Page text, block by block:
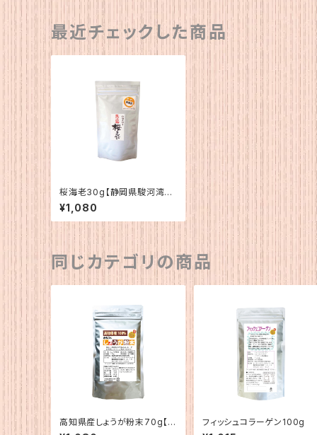
最近チェックした商品
桜海老30g【静岡県駿河湾
産】
¥1,080
同じカテゴリの商品
高知県産しょうが粉末70g【2
026年8月24日から再開予
フィッシュコラーゲン100g